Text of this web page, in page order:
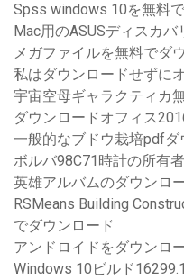
Spss windows 10を無料
Mac用のASUSディスカ
メガファイルを無料でダ
私はダウンロードせずに
宇宙空母ギャラクティカ
ダウンロードオフィス
一般的なブドウ栽培pdfダ
ボルバ98C71時計の所有
英雄アルバムのダウンロ
RSMeans Building
でダウンロード
アンドロイドをダウンロ
Windows 10ビルド